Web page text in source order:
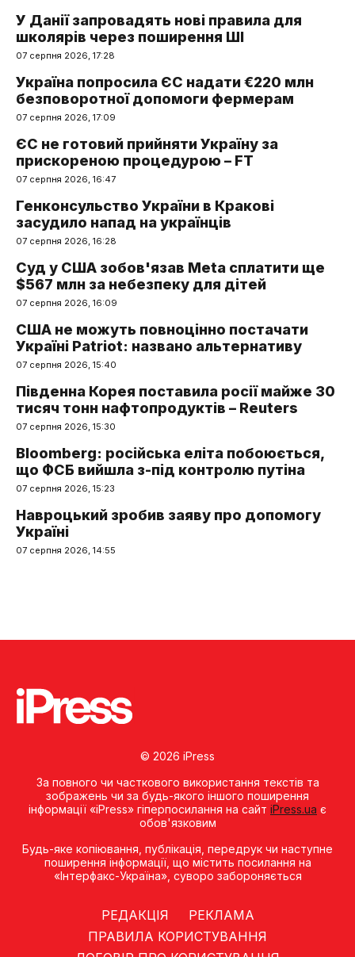
У Данії запровадять нові правила для
школярів через поширення ШІ
07 серпня 2026, 17:28
Україна попросила ЄС надати €220 млн
безповоротної допомоги фермерам
07 серпня 2026, 17:09
ЄС не готовий прийняти Україну за
прискореною процедурою – FT
07 серпня 2026, 16:47
Генконсульство України в Кракові
засудило напад на українців
07 серпня 2026, 16:28
Суд у США зобов'язав Meta сплатити ще
$567 млн за небезпеку для дітей
07 серпня 2026, 16:09
США не можуть повноцінно постачати
Україні Patriot: названо альтернативу
07 серпня 2026, 15:40
Південна Корея поставила росії майже 30
тисяч тонн нафтопродуктів – Reuters
07 серпня 2026, 15:30
Bloomberg: російська еліта побоюється,
що ФСБ вийшла з-під контролю путіна
07 серпня 2026, 15:23
Навроцький зробив заяву про допомогу
Україні
07 серпня 2026, 14:55
© 2026 iPress
За повного чи часткового використання текстів та
зображень чи за будь-якого іншого поширення
інформації «iPress» гіперпосилання на сайт iPress.ua є
обов'язковим
Будь-яке копiювання, публiкацiя, передрук чи наступне
поширення iнформацiї, що мiстить посилання на
«Iнтерфакс-Україна», суворо забороняється
РЕДАКЦІЯ
РЕКЛАМА
ПРАВИЛА КОРИСТУВАННЯ